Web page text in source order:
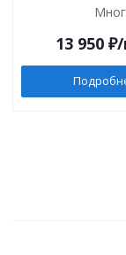
13 950 ₽